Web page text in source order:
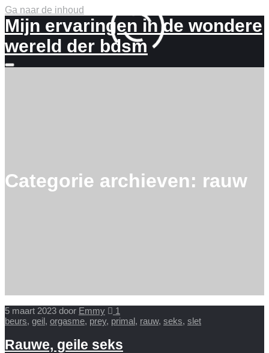
Ga naar de inhoud
Mijn ervaringen in de wondere
wereld der bdsm
Meer
Categorie archieven: rauw
5 maart 2023 door Emmy
1
beurs, geil, orgasme, prey, primal, rauw, seks, slet
Rauwe, geile seks